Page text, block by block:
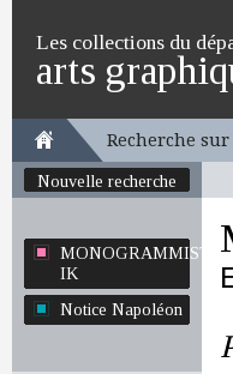
Les collections du
arts
Recherche sur
Nouvelle recherche
MONOGRAMMISTE
IK
Notice Napoléon